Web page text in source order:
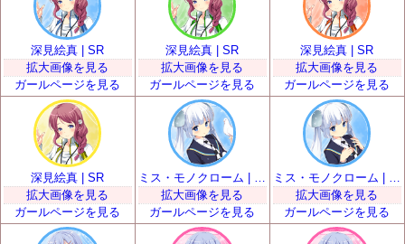
深見絵真 | SR
拡大画像を見る
ガールページを見る
深見絵真 | SR
拡大画像を見る
ガールページを見る
深見絵真 | SR
拡大画像を見る
ガールページを見る
深見絵真 | SR
拡大画像を見る
ガールページを見る
拡大画像を見る
ガールページを見る
拡大画像を見る
ガールページを見る